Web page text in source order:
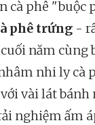
cà phê "buộc
phê trứng -
năm cùng
nhi ly cà
vài lát bánh
nghiệm ấm